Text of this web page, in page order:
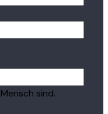
sind.